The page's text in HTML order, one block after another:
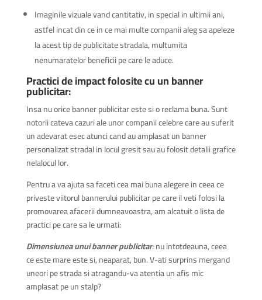
Imaginile vizuale vand cantitativ, in special in ultimii ani,
astfel incat din ce in ce mai multe companii aleg sa apeleze
la acest tip de publicitate stradala, multumita
nenumaratelor beneficii pe care le aduce.
Practici de impact folosite cu un banner
publicitar:
Insa nu orice banner publicitar este si o reclama buna. Sunt
notorii cateva cazuri ale unor companii celebre care au suferit
un adevarat esec atunci cand au amplasat un banner
personalizat stradal in locul gresit sau au folosit detalii grafice
nelalocul lor.
Pentru a va ajuta sa faceti cea mai buna alegere in ceea ce
priveste viitorul bannerului publicitar pe care il veti folosi la
promovarea afacerii dumneavoastra, am alcatuit o lista de
practici pe care sa le urmati:
Dimensiunea unui banner publicitar:nu intotdeauna, ceea
ce este mare este si, neaparat, bun. V-ati surprins mergand
uneori pe strada si atragandu-va atentia un afis mic
amplasat pe un stalp?